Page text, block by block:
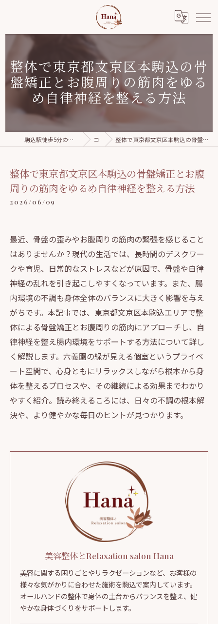
整体で東京都文京区本駒込の骨
盤矯正とお腹周りの筋肉をゆる
め自律神経を整える方法
駒込駅徒歩5分の美容整体｜Relaxation salon Hana コラム 整体で東京都文京区本駒込の骨盤矯正とお腹周りの筋肉をゆるめ自律神経を整える方法
整体で東京都文京区本駒込の骨盤矯正とお腹
周りの筋肉をゆるめ自律神経を整える方法
2026/06/09
最近、骨盤の歪みやお腹周りの筋肉の緊張を感じること
はありませんか？現代の生活では、長時間のデスクワー
クや育児、日常的なストレスなどが原因で、骨盤や自律
神経の乱れを引き起こしやすくなっています。また、腸
内環境の不調も身体全体のバランスに大きく影響を与え
がちです。本記事では、東京都文京区本駒込エリアで整
体による骨盤矯正とお腹周りの筋肉にアプローチし、自
律神経を整え腸内環境をサポートする方法について詳し
く解説します。六義園の緑が見える個室というプライベ
ート空間で、心身ともにリラックスしながら根本から身
体を整えるプロセスや、その継続による効果までわかり
やすく紹介。読み終えるころには、日々の不調の根本解
決や、より健やかな毎日のヒントが見つかります。
美容整体とRelaxation salon Hana
美容に関する困りごとやリラクゼーションなど、お客様の
様々な気がかりに合わせた施術を駒込で案内しています。
オールハンドの整体で身体の土台からバランスを整え、健
やかな身体づくりをサポートします。